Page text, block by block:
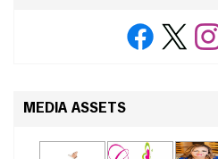
MEDIA ASSETS